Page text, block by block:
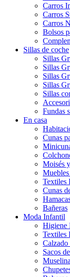
Carros
Carros
Carros
Bolsos
Sillas de coche
Sillas
Sillas
Sillas
Sillas
Sillas
Fundas
En casa
Cunas
Moisés
Textiles
Cunas
Bañeras
Moda Infantil
Higiene
Textiles
Calzado
Sacos